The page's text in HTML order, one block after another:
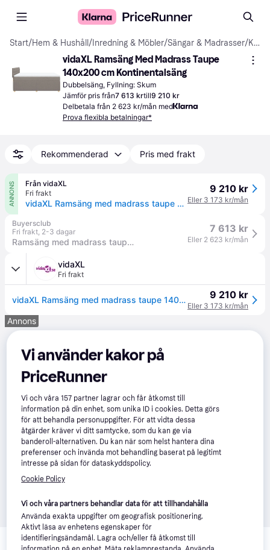
Start/Hem & Hushåll / Inredning & Möbler/Sängar & Madrasser/ Kontinentalsängar
vidaXL Ramsäng Med Madrass Taupe
140x200 cm Kontinentalsäng
Dubbelsäng, Fyllning: Skum
Jämför pris från7 613 krtill9 210 kr
Delbetala från 2 623 kr/mån med
Prova flexibla betalningar*
Rekommenderad Pris med frakt
ANNONS
Från vidaXL
Fri frakt
vidaXL Ramsäng med madrass taupe 140x200 cm tyg
9 210 kr
Eller 3 173 kr/mån
Buyersclub
Fri frakt, 2-3 dagar
Ramsäng med madrass taupe 140x200 cm tyg
7 613 kr
Eller 2 623 kr/mån
vidaXL
Fri frakt
vidaXL Ramsäng med madrass taupe 140x200 cm tyg 9 210 kr
Eller 3 173 kr/mån
Annons
Relaterade produkter
Vi använder kakor på
PriceRunner
Vi och våra157 partner lagrar och får åtkomst till
information på din enhet, som unika ID i cookies. Detta görs
för att behandla personuppgifter. För att vidta dessa
åtgärder kräver vi ditt samtycke, som du kan ge via
banderoll-alternativen. Du kan när som helst hantera dina
preferenser och invända mot behandling baserat på legitimt
intresse på sidan för dataskyddspolicy.
Cookie Policy
Vi och våra partners behandlar data för att tillhandahålla
Använda exakta uppgifter om geografisk positionering.
Aktivt läsa av enhetens egenskaper för
identifieringsändamål. Lagra och/eller få åtkomst till